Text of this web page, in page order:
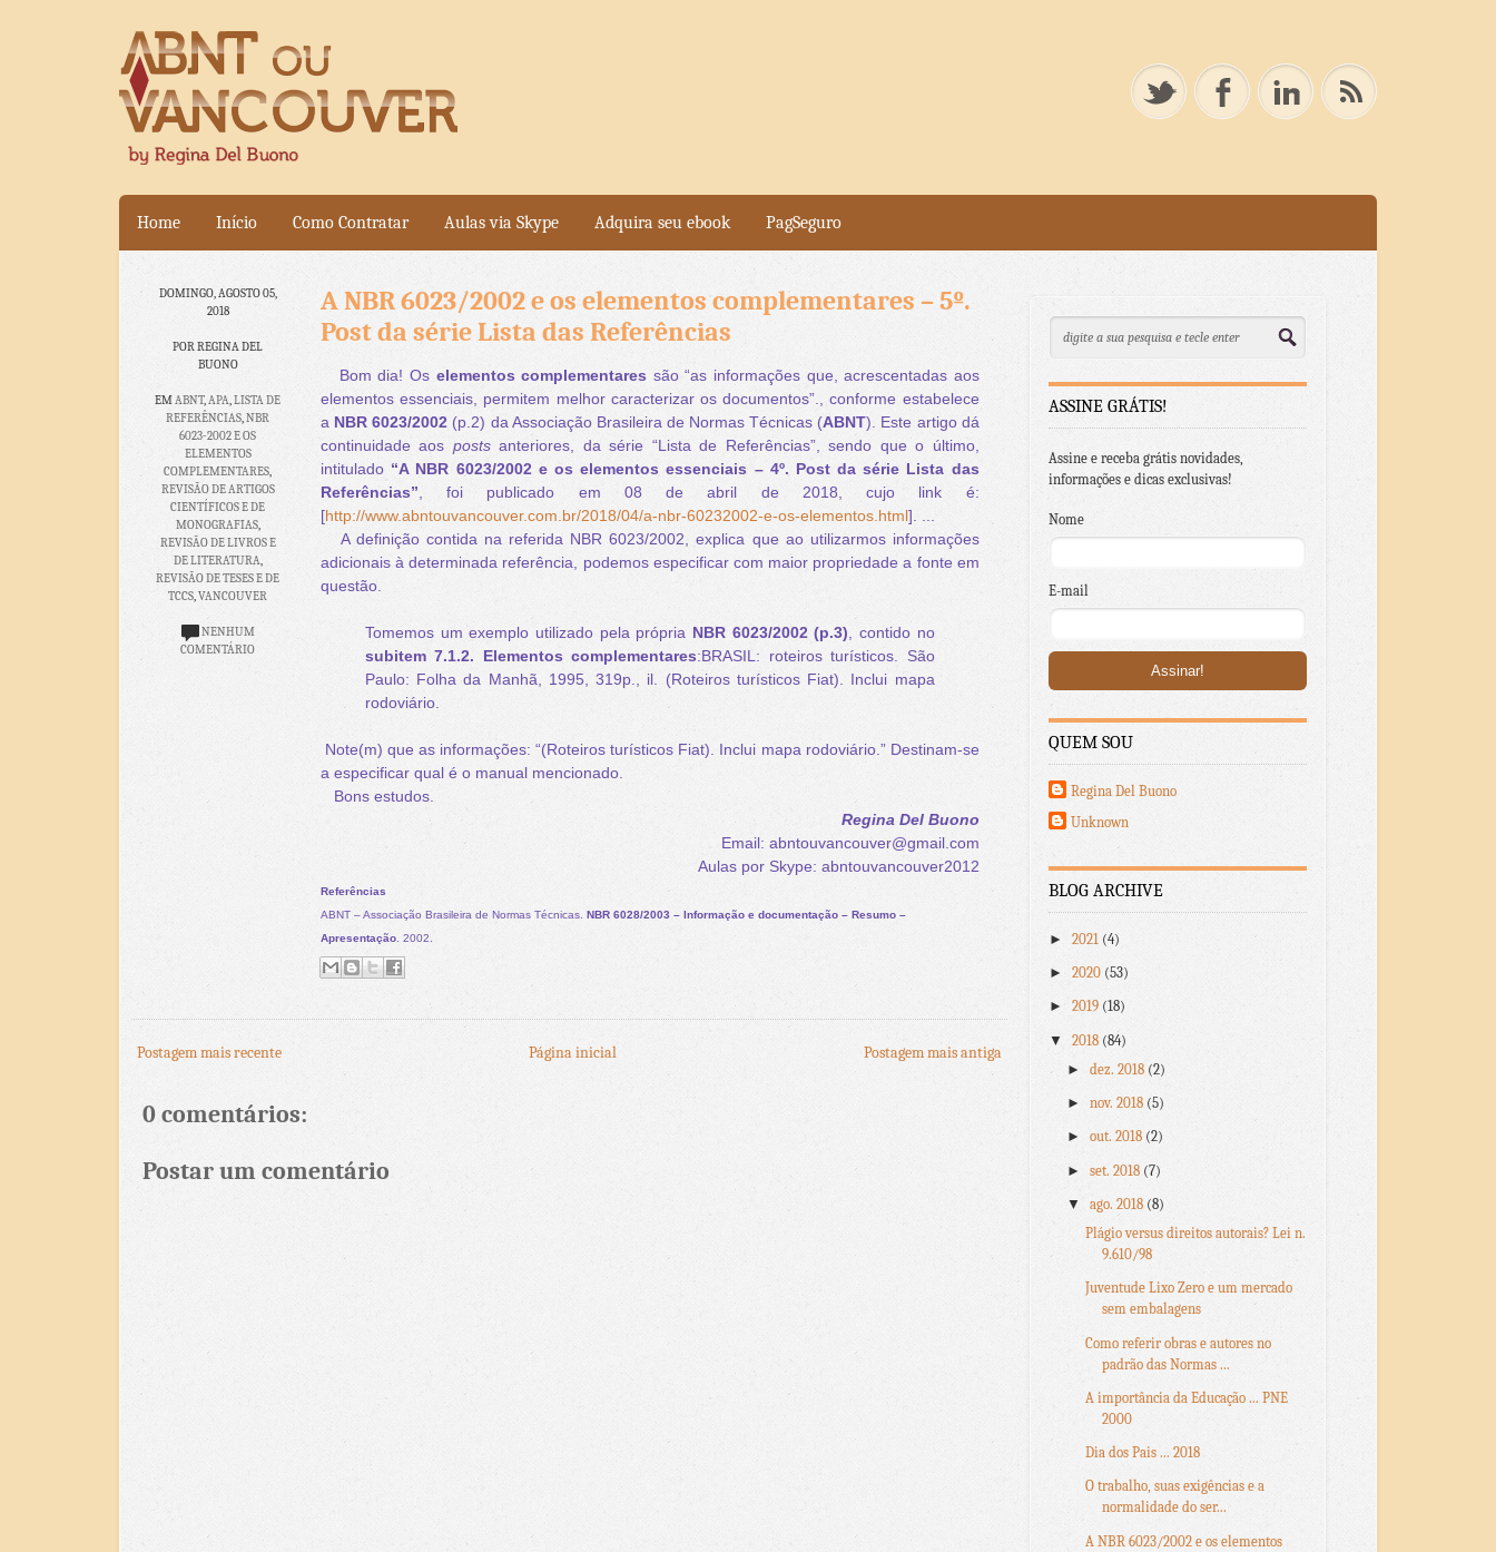
Home Início Como Contratar Aulas via Skype Adquira seu ebook PagSeguro
DOMINGO, AGOSTO 05,
2018
POR REGINA DEL
BUONO
EMABNT,APA,LISTA DE
REFERÊNCIAS,NBR
6023-2002 E OS
ELEMENTOS
COMPLEMENTARES,
REVISÃO DE ARTIGOS
CIENTÍFICOS E DE
MONOGRAFIAS,
REVISÃO DE LIVROS E
DE LITERATURA,
REVISÃO DE TESES E DE
TCCS,VANCOUVER
NENHUM
COMENTÁRIO
A NBR 6023/2002 e os elementos complementares – 5º.
Post da série Lista das Referências
Bom dia! Os elementos complementares são “as informações que, acrescentadas aos
elementos essenciais, permitem melhor caracterizar os documentos”., conforme estabelece
a NBR 6023/2002 (p.2) da Associação Brasileira de Normas Técnicas (ABNT). Este artigo dá
continuidade aos postsanteriores, da série “Lista de Referências”, sendo que o último,
intitulado “A NBR 6023/2002 e os elementos essenciais – 4º. Post da série Lista das
Referências” , foi publicado em 08 de abril de 2018, cujo link é:
[http://www.abntouvancouver.com.br/2018/04/a-nbr-60232002-e-os-elementos.html].
A definição contida na referida NBR 6023/2002, explica que ao utilizarmos informações
adicionais à determinada referência, podemos especificar com maior propriedade a fonte em
questão.
Tomemos um exemplo utilizado pela própria NBR 6023/2002 (p.3) , contido no
subitem 7.1.2. Elementos complementares:BRASIL: roteiros turísticos. São
Paulo: Folha da Manhã, 1995, 319p., il. (Roteiros turísticos Fiat). Inclui mapa
rodoviário.
Note(m) que as informações: “(Roteiros turísticos Fiat). Inclui mapa rodoviário.” Destinam-se
a especificar qual é o manual mencionado.
Bons estudos.
Regina Del Buono
Email: abntouvancouver@gmail.com
Aulas por Skype: abntouvancouver2012
Referências
ABNT – Associação Brasileira de Normas Técnicas. NBR 6028/2003 – Informação e documentação – Resumo –
Apresentação . 2002.
Postagem mais recente Postagem mais antiga
Página inicial
0 comentários:
Postar um comentário
ASSINE GRÁTIS!
Assine e receba grátis novidades,
informações e dicas exclusivas!
Nome
E-mail
QUEM SOU
Regina Del Buono
Unknown
BLOG ARCHIVE
►2021 (4)
►2020 (53)
►2019 (18)
▼2018 (84)
► dez. 2018 (2)
► nov. 2018 (5)
► out. 2018 (2)
► set. 2018 (7)
▼ ago. 2018 (8)
Plágio versus direitos autorais? Lei n.
9.610/98
Juventude Lixo Zero e um mercado
sem embalagens
Como referir obras e autores no
padrão das Normas ...
A importância da Educação ... PNE
2000
Dia dos Pais ... 2018
O trabalho, suas exigências e a
normalidade do ser...
A NBR 6023/2002 e os elementos